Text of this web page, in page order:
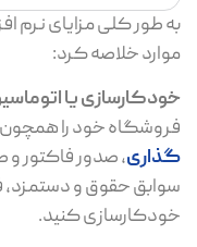
به طور کلی مزایای نرم
موارد خلاصه کرد:
خودکارسازی یا
فروشگاه خود را همچون
گذاری، صدور فاکتور
سوابق حقوق و دستمزد،
خودکارسازی کنید.